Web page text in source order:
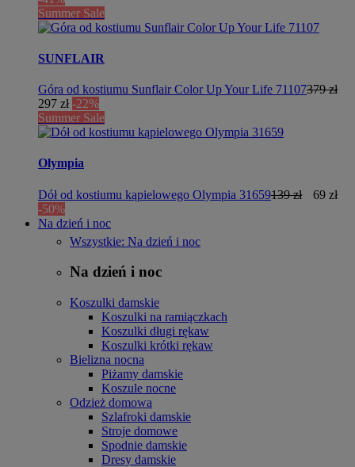
Summer Sale
SUNFLAIR
Góra od kostiumu Sunflair Color Up Your Life 71107379 zł
297 zł -22%
Summer Sale
Olympia
Dół od kostiumu kąpielowego Olympia 31659139 zł
69 zł
-50%
Na dzień i noc
Wszystkie: Na dzień i noc
Na dzień i noc
Koszulki damskie
Koszulki na ramiączkach
Koszulki długi rękaw
Koszulki krótki rękaw
Bielizna nocna
Piżamy damskie
Koszule nocne
Odzież domowa
Szlafroki damskie
Stroje domowe
Spodnie damskie
Dresy damskie